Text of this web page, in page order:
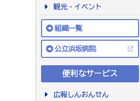
観光・イベント
組織一覧
公立浜坂病院
便利なサービス
広報しんおんせん